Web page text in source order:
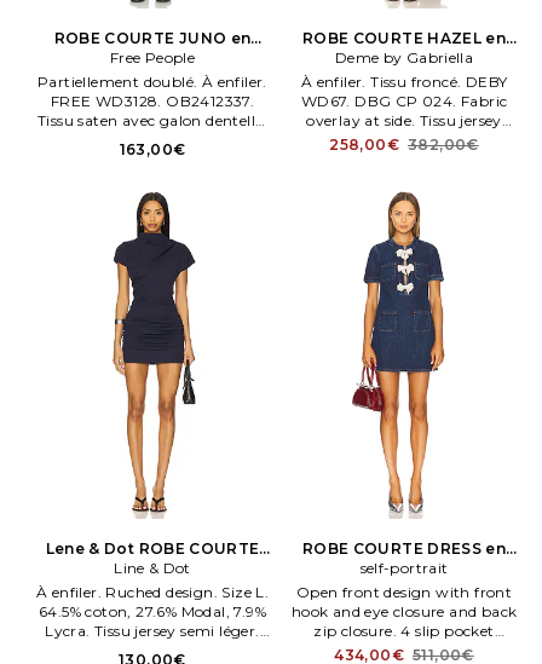
ROBE COURTE JUNO en
Ivoire
Free People
Partiellement doublé. À enfiler.
FREE WD3128. OB2412337.
Tissu saten avec galon dentelle.
Nœud à l'encolure.
163,00€
ROBE COURTE HAZEL en
Marron
Deme by Gabriella
À enfiler. Tissu froncé. DEBY
WD67. DBG CP 024. Fabric
overlay at side. Tissu jersey
mesh semi épais.
258,00€ 382,00€
Lene & Dot ROBE COURTE
ARCHER en Marine
Line & Dot
À enfiler. Ruched design. Size L.
64.5% coton, 27.6% Modal, 7.9%
Lycra. Tissu jersey semi léger.
LEAX WD588.
130,00€
ROBE COURTE DRESS en
Bleu
self-portrait
Open front design with front
hook and eye closure and back
zip closure. 4 slip pocket
styleng with additio. SELF
434,00€ 511,00€